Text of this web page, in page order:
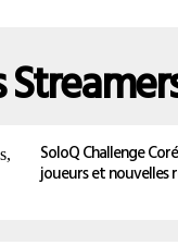
SoloQ Challenge
joueurs et nouvelles